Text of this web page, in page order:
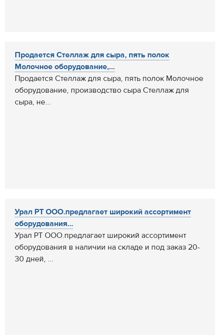
Продается Стеллаж для сыра, пять полок
Молочное оборудование,...
Продается Стеллаж для сыра, пять полок Молочное
оборудование, производство сыра Стеллаж для
сыра, не...
Урал РТ ООО.предлагает широкий ассортимент
оборудования...
Урал РТ ООО.предлагает широкий ассортимент
оборудования в наличии на складе и под заказ 20-
30 дней, ...